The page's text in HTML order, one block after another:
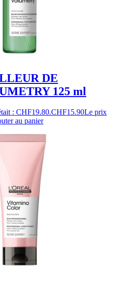
DE
125 ml
: CHF19.80.CHF15.90Le prix
au panier